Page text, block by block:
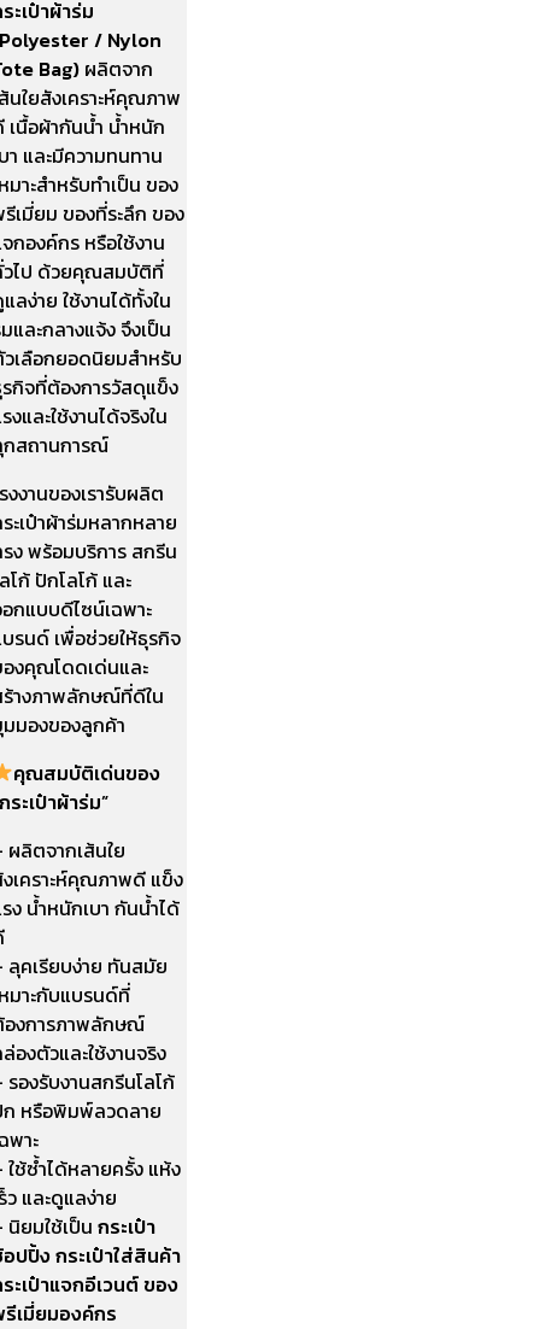
ะเป๋าผ้าร่ม
/ Nylon
Bag) ผลิตจาก
นใยสังเคราะห์คุณภาพ
เนื้อผ้ากันน้ำ น้ำหนัก
า และมีความทนทาน
มาะสำหรับทำเป็น ของ
เมี่ยม ของที่ระลึก ของ
กองค์กร หรือใช้งาน
ไป ด้วยคุณสมบัติที่
ลง่าย ใช้งานได้ทั้งใน
และกลางแจ้ง จึงเป็น
เลือกยอดนิยมสำหรับ
กิจที่ต้องการวัสดุแข็ง
งและใช้งานได้จริงใน
สถานการณ์
งงานของเรารับผลิต
ะเป๋าผ้าร่มหลากหลาย
ง พร้อมบริการ สกรีน
โก้ ปักโลโก้ และ
กแบบดีไซน์เฉพาะ
รนด์ เพื่อช่วยให้ธุรกิจ
งคุณโดดเด่นและ
างภาพลักษณ์ที่ดีใน
มองของลูกค้า
คุณสมบัติเด่นของ
ระเป๋าผ้าร่ม”
ผลิตจากเส้นใย
เคราะห์คุณภาพดี แข็ง
ง น้ำหนักเบา กันน้ำได้
ลุคเรียบง่าย ทันสมัย
มาะกับแบรนด์ที่
งการภาพลักษณ์
องตัวและใช้งานจริง
รองรับงานสกรีนโลโก้
หรือพิมพ์ลวดลาย
พาะ
ใช้ซ้ำได้หลายครั้ง แห้ง
ว และดูแลง่าย
นิยมใช้เป็น กระเป๋า
ปปิ้ง กระเป๋าใส่สินค้า
ะเป๋าแจกอีเวนต์ ของ
เมี่ยมองค์กร